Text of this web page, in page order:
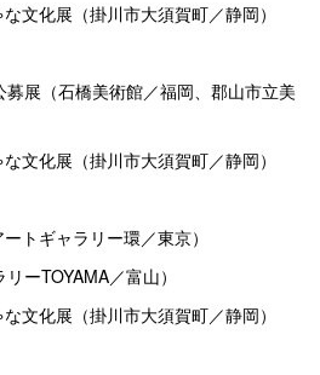
文化展（掛川市大須賀町／静岡）
募展（石橋美術館／福岡、郡山市立美
文化展（掛川市大須賀町／静岡）
トギャラリー環／東京）
ーTOYAMA／富山）
文化展（掛川市大須賀町／静岡）